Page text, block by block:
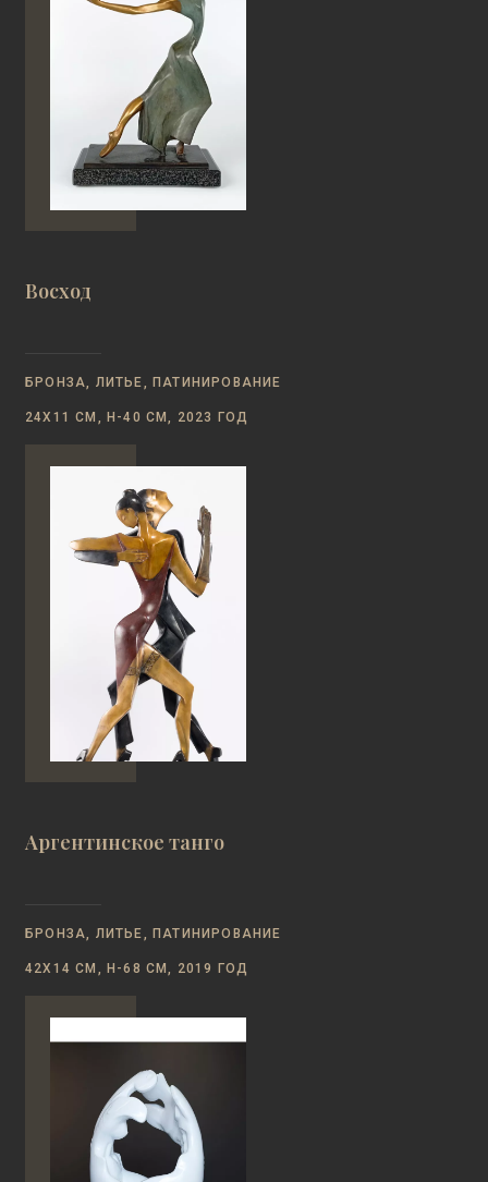
Восход
БРОНЗА, ЛИТЬЕ, ПАТИНИРОВАНИЕ
24Х11 СМ, Н-40 СМ, 2023 ГОД
Аргентинское танго
БРОНЗА, ЛИТЬЕ, ПАТИНИРОВАНИЕ
42Х14 СМ, Н-68 СМ, 2019 ГОД